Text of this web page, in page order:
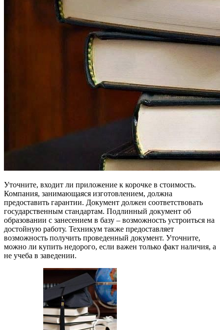
Уточните, входит ли приложение к корочке в стоимость.
Компания, занимающаяся изготовлением, должна
предоставить гарантии. Документ должен соответствовать
государственным стандартам. Подлинный документ об
образовании с занесением в базу – возможность устроиться на
достойную работу. Техникум также предоставляет
возможность получить проведенный документ. Уточните,
можно ли купить недорого, если важен только факт наличия, а
не учеба в заведении.